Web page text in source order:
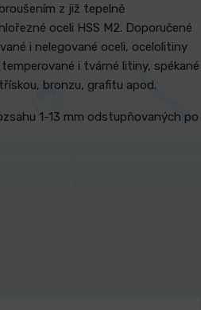
z již tepelně
oceli HSS M2. Doporučené
i nelegované oceli, ocelolitiny
i tvárné litiny, spékané
bronzu, grafitu apod.
1-13 mm odstupňovaných po